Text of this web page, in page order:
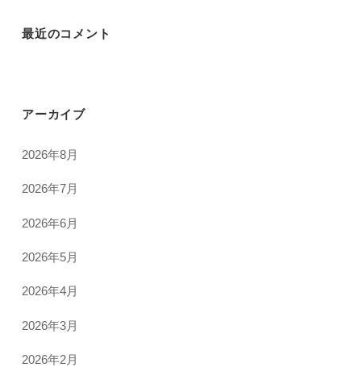
最近のコメント
アーカイブ
2026年8月
2026年7月
2026年6月
2026年5月
2026年4月
2026年3月
2026年2月